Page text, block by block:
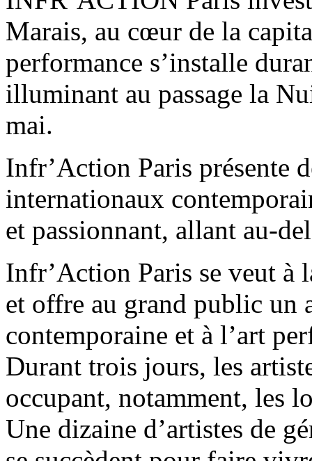
Marais, au cœur de la
performance s’installe
illuminant au passage la
mai.
Infr’Action Paris présente
internationaux
et passionnant, allant au-
Infr’Action Paris se veut à
et offre au grand public un
contemporaine et à l’art
Durant trois jours, les
occupant, notamment, les
Une dizaine d’artistes de